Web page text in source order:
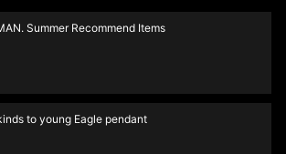
Summer Recommend Items
to young Eagle pendant